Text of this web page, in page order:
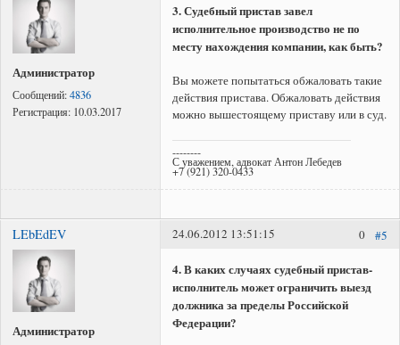
Администратор
Сообщений:4836
Регистрация: 10.03.2017
3. Судебный пристав завел
исполнительное производство не по
месту нахождения компании, как быть?
Вы можете попытаться обжаловать такие
действия пристава. Обжаловать действия
можно вышестоящему приставу или в суд.
--------
С уважением, адвокат Антон Лебедев
+7 (921) 320-0433
LEbEdEV
Администратор
#5
0
24.06.2012 13:51:15
4. В каких случаях судебный пристав-
исполнитель может ограничить выезд
должника за пределы Российской
Федерации?